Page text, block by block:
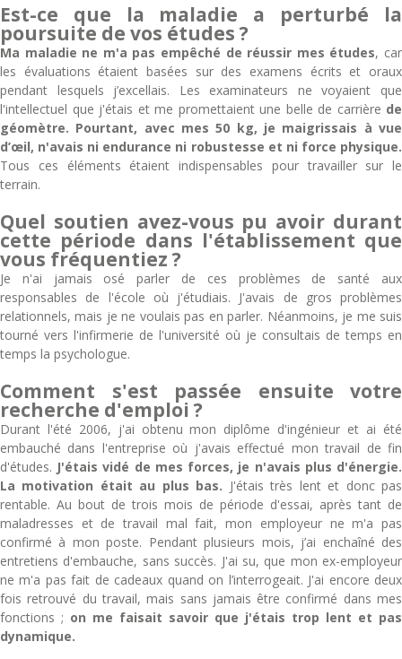
Est-ce que la maladie a perturbé la
poursuite de vos études ?
Ma maladie ne m'a pas empêché de réussir mes études, car
les évaluations étaient basées sur des examens écrits et oraux
pendant lesquels j’excellais. Les examinateurs ne voyaient que
l'intellectuel que j'étais et me promettaient une belle de carrière de
géomètre. Pourtant, avec mes 50 kg, je maigrissais à vue
d’œil, n'avais ni endurance ni robustesse et ni force physique.
Tous ces éléments étaient indispensables pour travailler sur le
terrain.
Quel soutien avez-vous pu avoir durant
cette période dans l'établissement que
vous fréquentiez ?
Je n'ai jamais osé parler de ces problèmes de santé aux
responsables de l'école où j'étudiais. J'avais de gros problèmes
relationnels, mais je ne voulais pas en parler. Néanmoins, je me suis
tourné vers l'infirmerie de l'université où je consultais de temps en
temps la psychologue.
Comment s'est passée ensuite votre
recherche d'emploi ?
Durant l'été 2006, j'ai obtenu mon diplôme d'ingénieur et ai été
embauché dans l'entreprise où j'avais effectué mon travail de fin
d'études. J'étais vidé de mes forces, je n'avais plus d'énergie.
La motivation était au plus bas. J'étais très lent et donc pas
rentable. Au bout de trois mois de période d'essai, après tant de
maladresses et de travail mal fait, mon employeur ne m'a pas
confirmé à mon poste. Pendant plusieurs mois, j’ai enchaîné des
entretiens d'embauche, sans succès. J'ai su, que mon ex-employeur
ne m'a pas fait de cadeaux quand on l’interrogeait. J'ai encore deux
fois retrouvé du travail, mais sans jamais être confirmé dans mes
fonctions ; on me faisait savoir que j'étais trop lent et pas
dynamique.